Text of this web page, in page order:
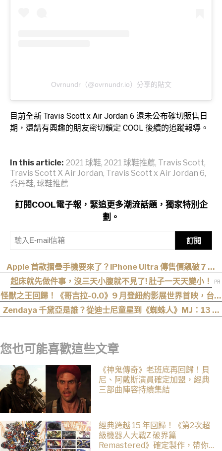
Ovrnundr（@ovrnundr.io）分享的貼文
目前全新 Travis Scott x Air Jordan 6 還未公布確切販售日
期，還請有興趣的朋友密切鎖定 COOL 後續的追蹤報導。
In this article: 2021 球鞋, 2021 球鞋推薦, Travis Scott,
Travis Scott X Air Jordan, Travis Scott x Air Jordan 6,
喬丹鞋, 球鞋推薦
訂閱COOL電子報，緊追更多潮流話題，獨家特別企
劃。
訂閱
Apple 首款摺疊手機要來了？iPhone Ultra 傳售價飆破 7 萬
元！
起床就先做件事，沒三天小腹就不見了! 肚子一天天變小！
怪獸之王回歸！《哥吉拉-0.0》9 月登紐約影展世界首映，台灣
11 月 6 日上映
Zendaya 千黛亞是誰？從迪士尼童星到《蜘蛛人》MJ：13 歲
您也可能喜歡這些文章
《神鬼傳奇》老班底再回歸！貝
尼、阿戴斯演員確定加盟，經典
三部曲陣容持續集結
經典跨越 15 年回歸！《第2次超
級機器人大戰Z 破界篇
Remastered》確定製作，帶你